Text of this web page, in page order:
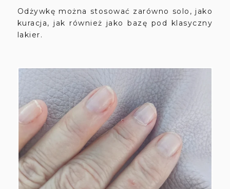
Odżywkę można stosować zarówno solo, jako
kuracja, jak również jako bazę pod klasyczny
lakier.